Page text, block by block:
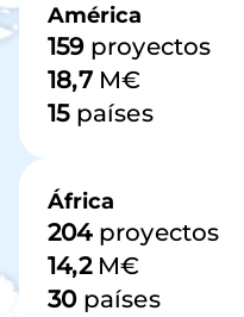
América
159proyectos
18,7M€
15países
África
204proyectos
14,2M€
30países